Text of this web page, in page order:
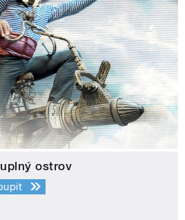
ostrov